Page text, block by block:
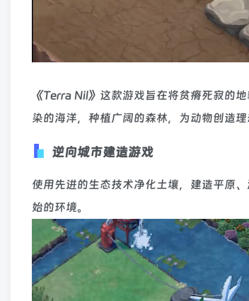
《Terra Nil》这款游戏旨在将贫瘠死寂的
染的海洋，种植广阔的森林，为动物创造
逆向城市建造游戏
使用先进的生态技术净化土壤，建造平原
始的环境。